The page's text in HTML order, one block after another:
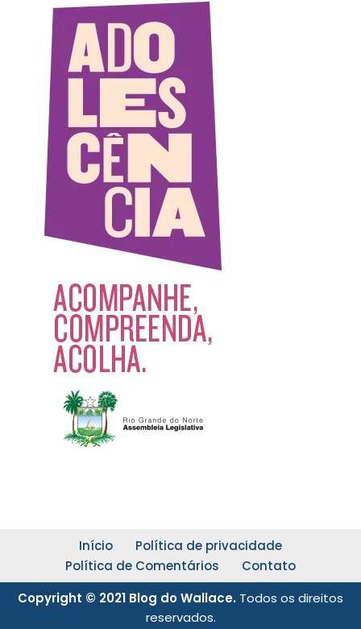
Início
Política de privacidade
Política de Comentários
Contato
Copyright © 2021 Blog do Wallace. Todos os direitos
reservados.